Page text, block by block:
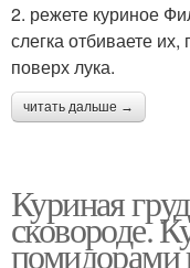
2. режете куриное
слегка отбиваете
поверх лука.
читать дальше →
Куриная
сковороде.
помидорами